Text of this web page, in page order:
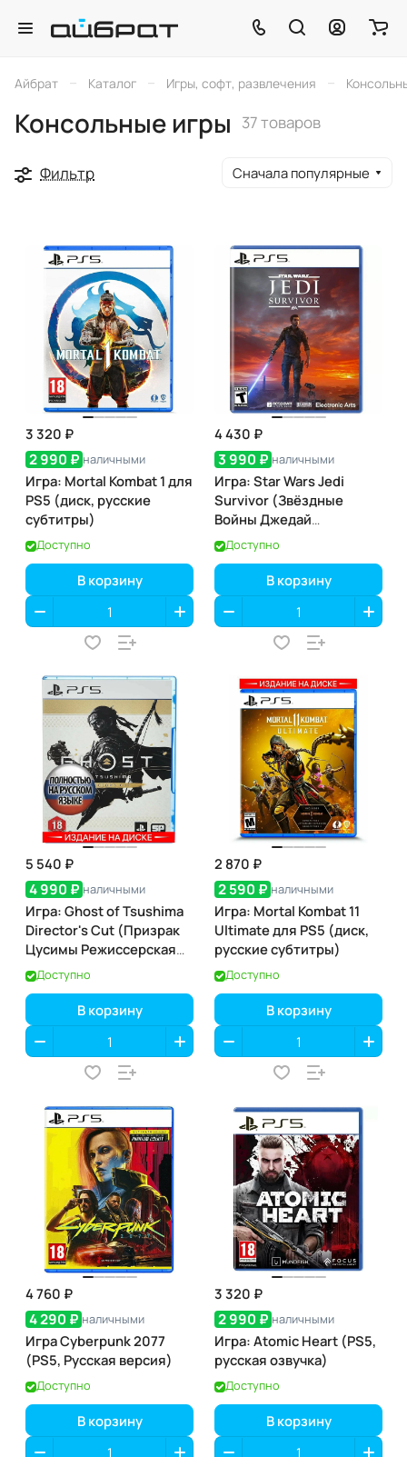
Айбрат – Каталог – Игры, софт, развлечения –
Консольные игры 37 товаров
Фильтр Сначала популярные
3 320 ₽
2 990 ₽ наличными
Игра: Mortal Kombat 1 для
PS5 (диск, русские
субтитры)
Доступно
В корзину
4 430 ₽
3 990 ₽ наличными
Игра: Star Wars Jedi
Survivor (Звёздные
Войны Джедай
Выживший) для PS5
(диск, английская
версия)
Доступно
В корзину
5 540 ₽
4 990 ₽ наличными
Игра: Ghost of Tsushima
Director's Cut (Призрак
Цусимы Режиссерская
версия) для PS5 (диск,
русская озвучка)
Доступно
В корзину
2 870 ₽
2 590 ₽ наличными
Игра: Mortal Kombat 11
Ultimate для PS5 (диск,
русские субтитры)
Доступно
В корзину
4 760 ₽
4 290 ₽ наличными
Игра Cyberpunk 2077
(PS5, Русская версия)
Доступно
В корзину
3 320 ₽
2 990 ₽ наличными
Игра: Atomic Heart (PS5,
русская озвучка)
Доступно
В корзину